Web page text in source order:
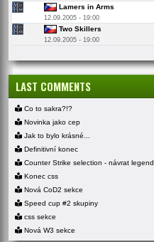
Lamers in Arms
12.09.2005 - 19:00
Two Skillers
12.09.2005 - 19:00
LAST COMMENTS
Co to sakra?!?
Novinka jako cep
Jak to bylo krásné...
Definitivní konec
Counter Strike selection - návrat legend
Konec css
Nová CoD2 sekce
Speed cup #2 skupiny
css sekce
Nová W3 sekce